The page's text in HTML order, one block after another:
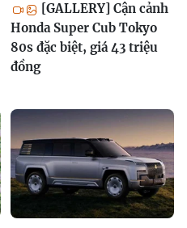
[GALLERY] Cận cảnh
Honda Super Cub Tokyo
80s đặc biệt, giá 43 triệu
đồng